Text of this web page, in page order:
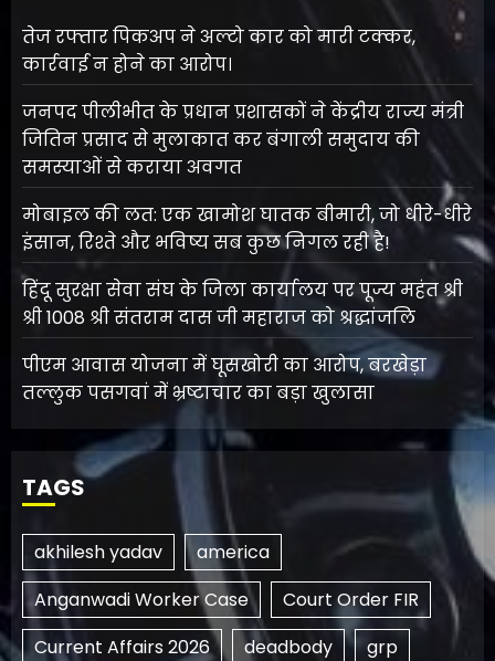
तेज रफ्तार पिकअप ने अल्टो कार को मारी टक्कर,
कार्रवाई न होने का आरोप।
जनपद पीलीभीत के प्रधान प्रशासकों ने केंद्रीय राज्य मंत्री
जितिन प्रसाद से मुलाकात कर बंगाली समुदाय की
समस्याओं से कराया अवगत
मोबाइल की लत: एक खामोश घातक बीमारी, जो धीरे-धीरे
इंसान, रिश्ते और भविष्य सब कुछ निगल रही है!
हिंदू सुरक्षा सेवा संघ के जिला कार्यालय पर पूज्य महंत श्री
श्री 1008 श्री संतराम दास जी महाराज को श्रद्धांजलि
पीएम आवास योजना में घूसखोरी का आरोप, बरखेड़ा
तल्लुक पसगवां में भ्रष्टाचार का बड़ा खुलासा
TAGS
akhilesh yadav
america
Anganwadi Worker Case
Court Order FIR
Current Affairs 2026
deadbody
grp